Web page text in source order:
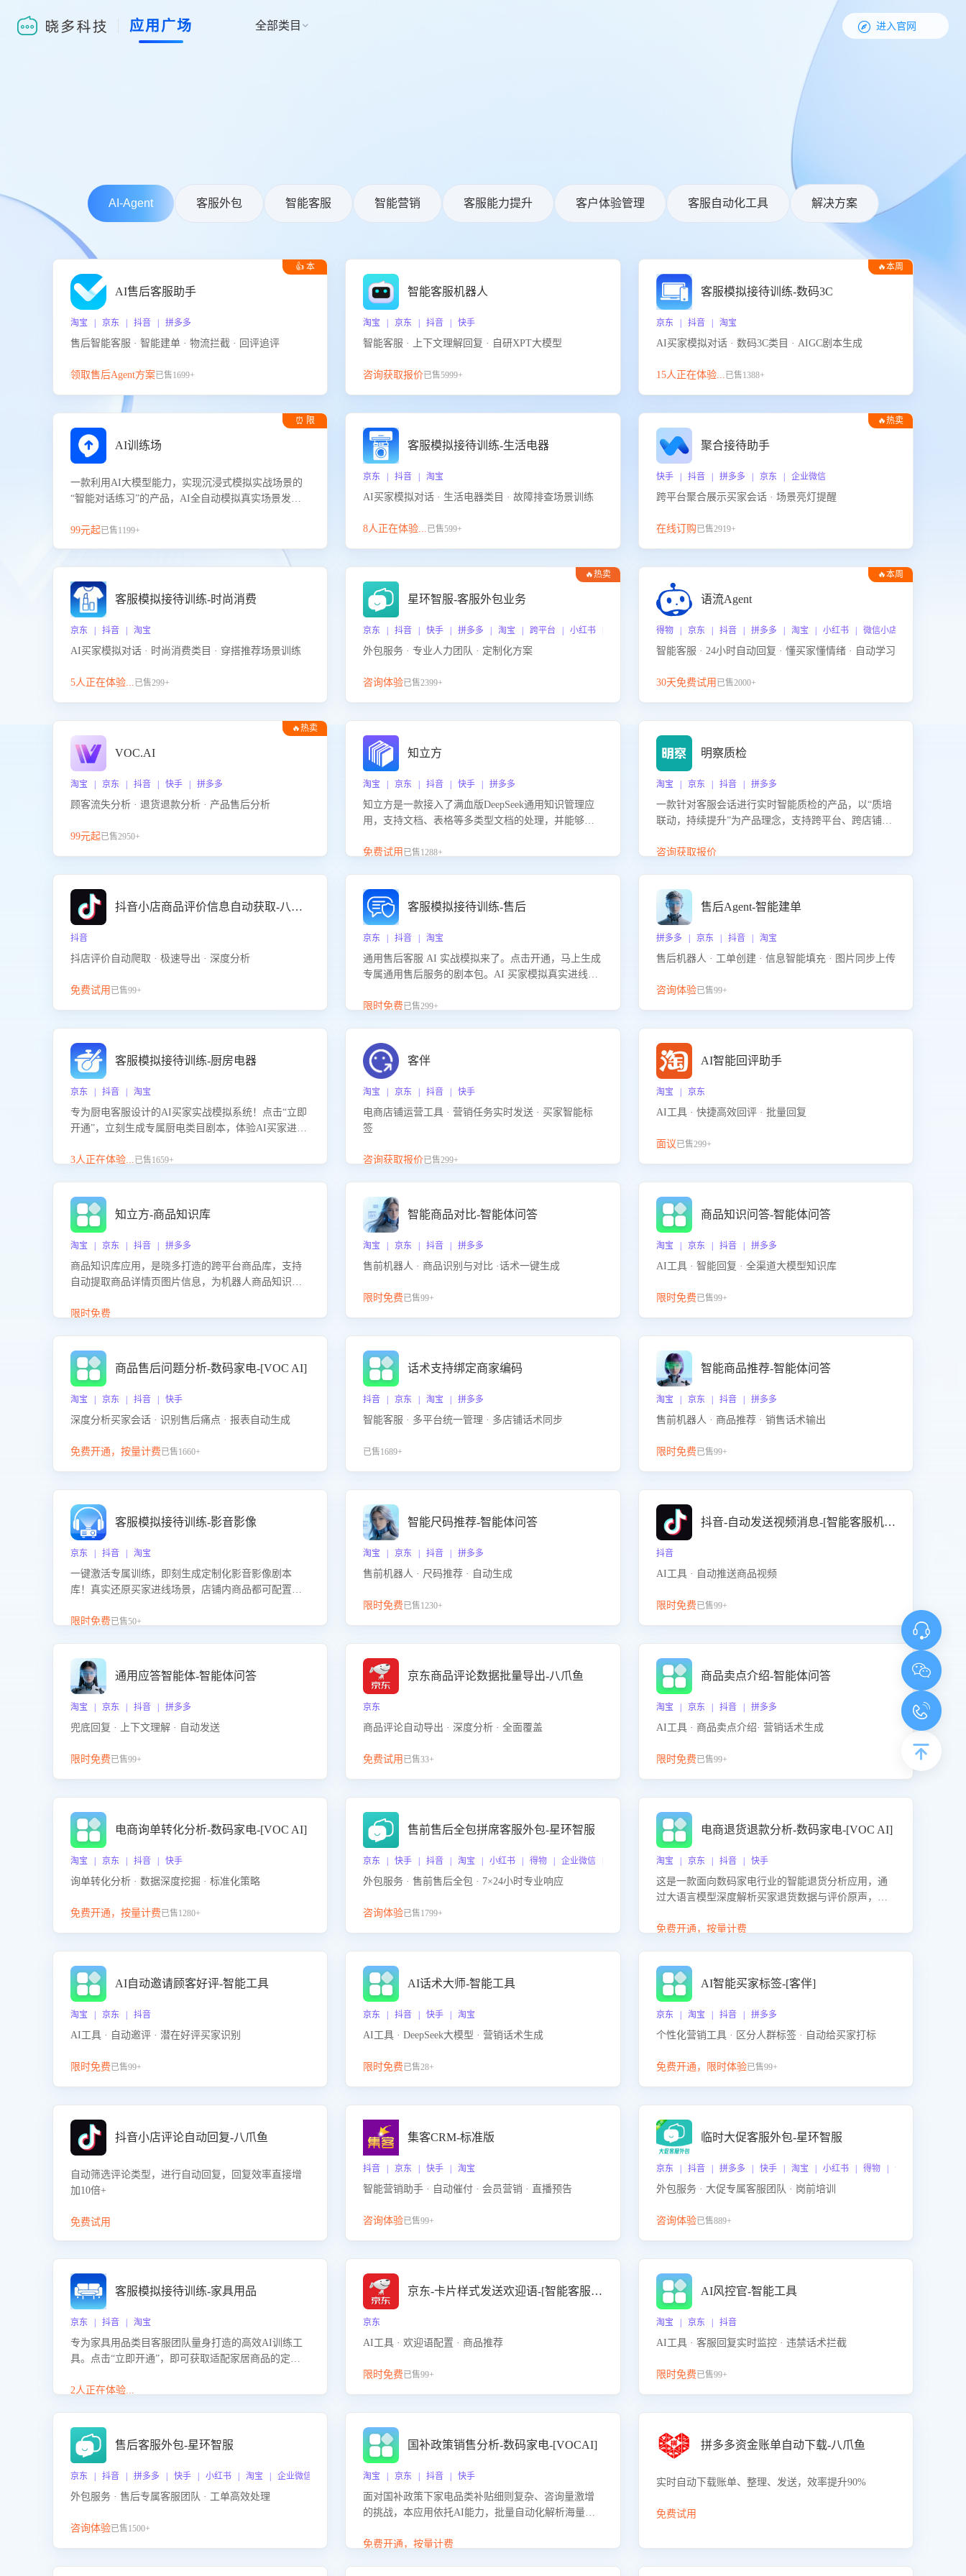
应用广场 全部类目   进入官网
AI-Agent 客服外包 智能客服 智能营销 客服能力提升 客户体验管理 客服自动化工具 解决方案
👍 本
AI售后客服助手
淘宝 | 京东 | 抖音 | 拼多多
售后智能客服 · 智能建单 · 物流拦截 · 回评追评
领取售后Agent方案已售1699+
智能客服机器人
淘宝 | 京东 | 抖音 | 快手
智能客服 · 上下文理解回复 · 自研XPT大模型
咨询获取报价已售5999+
🔥本周
客服模拟接待训练-数码3C
京东 | 抖音 | 淘宝
AI买家模拟对话 · 数码3C类目 · AIGC剧本生成
15人正在体验...已售1388+
⏰ 限
AI训练场
一款利用AI大模型能力，实现沉浸式模拟实战场景的
“智能对话练习”的产品，AI全自动模拟真实场景发生
提升客服团队的销服能力。
99元起已售1199+
客服模拟接待训练-生活电器
京东 | 抖音 | 淘宝
AI买家模拟对话 · 生活电器类目 · 故障排查场景训练
8人正在体验...已售599+
🔥热卖
聚合接待助手
快手 | 抖音 | 拼多多 | 京东 | 企业微信
跨平台聚合展示买家会话 · 场景亮灯提醒
在线订购已售2919+
客服模拟接待训练-时尚消费
京东 | 抖音 | 淘宝
AI买家模拟对话 · 时尚消费类目 · 穿搭推荐场景训练
5人正在体验...已售299+
🔥热卖
星环智服-客服外包业务
京东 | 抖音 | 快手 | 拼多多 | 淘宝 | 跨平台 | 小红书 | 得物 | 企业微信
外包服务 · 专业人力团队 · 定制化方案
咨询体验已售2399+
🔥本周
语流Agent
得物 | 京东 | 抖音 | 拼多多 | 淘宝 | 小红书 | 微信小店 | 快手 | 唯品
智能客服 · 24小时自动回复 · 懂买家懂情绪 · 自动学习
30天免费试用 已售2000+
🔥热卖
VOC.AI
淘宝 | 京东 | 抖音 | 快手 | 拼多多
顾客流失分析 · 退货退款分析 · 产品售后分析
99元起已售2950+
知立方
淘宝 | 京东 | 抖音 | 快手 | 拼多多
知立方是一款接入了满血版DeepSeek通用知识管理应
用，支持文档、表格等多类型文档的处理，并能够基
景提供强大的知识支持，帮助用户高效管理和利用知
免费试用 已售1288+
明察质检
淘宝 | 京东 | 抖音 | 拼多多
一款针对客服会话进行实时智能质检的产品，以“质培
联动，持续提升”为产品理念，支持跨平台、跨店铺的
联动，持续提升客服团队的销服能力。
咨询获取报价
抖音小店商品评价信息自动获取-八爪鱼
抖音
抖店评价自动爬取 · 极速导出 · 深度分析
免费试用 已售99+
客服模拟接待训练-售后
京东 | 抖音 | 淘宝
通用售后客服 AI 实战模拟来了。点击开通，马上生成
专属通用售后服务的剧本包。AI 买家模拟真实进线咨
咨询等售后场景的应对要点，轻松提升服务能力。
限时免费已售299+
售后Agent-智能建单
拼多多 | 京东 | 抖音 | 淘宝
售后机器人 · 工单创建 · 信息智能填充 · 图片同步上传
咨询体验已售99+
客服模拟接待训练-厨房电器
京东 | 抖音 | 淘宝
专为厨电客服设计的AI买家实战模拟系统！点击“立即
开通”，立刻生成专属厨电类目剧本，体验AI买家进线
能咨询”等真实场景应对技巧！
3人正在体验...已售1659+
客伴
淘宝 | 京东 | 抖音 | 快手
电商店铺运营工具 · 营销任务实时发送 · 买家智能标
签
咨询获取报价已售299+
AI智能回评助手
淘宝 | 京东
AI工具 · 快捷高效回评 · 批量回复
面议已售299+
知立方-商品知识库
淘宝 | 京东 | 抖音 | 拼多多
商品知识库应用，是晓多打造的跨平台商品库，支持
自动提取商品详情页图片信息，为机器人商品知识问
商品知识。
限时免费
智能商品对比-智能体问答
淘宝 | 京东 | 抖音 | 拼多多
售前机器人 · 商品识别与对比 ·话术一键生成
限时免费已售99+
商品知识问答-智能体问答
淘宝 | 京东 | 抖音 | 拼多多
AI工具 · 智能回复 · 全渠道大模型知识库
限时免费已售99+
商品售后问题分析-数码家电-[VOC AI]
淘宝 | 京东 | 抖音 | 快手
深度分析买家会话 · 识别售后痛点 · 报表自动生成
免费开通，按量计费已售1660+
话术支持绑定商家编码
抖音 | 京东 | 淘宝 | 拼多多
智能客服 · 多平台统一管理 · 多店铺话术同步
已售1689+
智能商品推荐-智能体问答
淘宝 | 京东 | 抖音 | 拼多多
售前机器人 · 商品推荐 · 销售话术输出
限时免费已售99+
客服模拟接待训练-影音影像
京东 | 抖音 | 淘宝
一键激活专属训练，即刻生成定制化影音影像剧本
库！真实还原买家进线场景，店铺内商品都可配置到
升客服售前转化率。点击 “立即开通”，快速获取影音
限时免费已售50+
智能尺码推荐-智能体问答
淘宝 | 京东 | 抖音 | 拼多多
售前机器人 · 尺码推荐 · 自动生成
限时免费已售1230+
抖音-自动发送视频消息-[智能客服机器人]
抖音
AI工具 · 自动推送商品视频
限时免费已售99+
通用应答智能体-智能体问答
淘宝 | 京东 | 抖音 | 拼多多
兜底回复 · 上下文理解 · 自动发送
限时免费已售99+
京东商品评论数据批量导出-八爪鱼
京东
商品评论自动导出 · 深度分析 · 全面覆盖
免费试用 已售33+
商品卖点介绍-智能体问答
淘宝 | 京东 | 抖音 | 拼多多
AI工具 · 商品卖点介绍· 营销话术生成
限时免费已售99+
电商询单转化分析-数码家电-[VOC AI]
淘宝 | 京东 | 抖音 | 快手
询单转化分析 · 数据深度挖掘 · 标准化策略
免费开通，按量计费已售1280+
售前售后全包拼席客服外包-星环智服
京东 | 快手 | 抖音 | 淘宝 | 小红书 | 得物 | 企业微信 | 跨平台
外包服务 · 售前售后全包 · 7×24小时专业响应
咨询体验已售1799+
电商退货退款分析-数码家电-[VOC AI]
淘宝 | 京东 | 抖音 | 快手
这是一款面向数码家电行业的智能退货分析应用，通
过大语言模型深度解析买家退货数据与评价原声，精
因，并输出可落地的改进建议，通过挖掘用户痛点驱
免费开通，按量计费
AI自动邀请顾客好评-智能工具
淘宝 | 京东 | 抖音
AI工具 · 自动邀评 · 潜在好评买家识别
限时免费已售99+
AI话术大师-智能工具
京东 | 抖音 | 快手 | 淘宝
AI工具 · DeepSeek大模型 · 营销话术生成
限时免费已售28+
AI智能买家标签-[客伴]
京东 | 淘宝 | 抖音 | 拼多多
个性化营销工具 · 区分人群标签 · 自动给买家打标
免费开通，限时体验已售99+
抖音小店评论自动回复-八爪鱼
自动筛选评论类型，进行自动回复，回复效率直接增
加10倍+
免费试用
集客CRM-标准版
抖音 | 京东 | 快手 | 淘宝
智能营销助手 · 自动催付 · 会员营销 · 直播预告
咨询体验已售99+
临时大促客服外包-星环智服
京东 | 抖音 | 拼多多 | 快手 | 淘宝 | 小红书 | 得物 | 企业微信
外包服务 · 大促专属客服团队 · 岗前培训
咨询体验已售889+
客服模拟接待训练-家具用品
京东 | 抖音 | 淘宝
专为家具用品类目客服团队量身打造的高效AI训练工
具。点击“立即开通”，即可获取适配家居商品的定制
客服在家具用品功能、尺寸参数咨询等高频场景下的
2人正在体验...
京东-卡片样式发送欢迎语-[智能客服机器人]
京东
AI工具 · 欢迎语配置 · 商品推荐
限时免费已售99+
AI风控官-智能工具
淘宝 | 京东 | 抖音
AI工具 · 客服回复实时监控 · 违禁话术拦截
限时免费已售99+
售后客服外包-星环智服
京东 | 抖音 | 拼多多 | 快手 | 小红书 | 淘宝 | 企业微信
外包服务 · 售后专属客服团队 · 工单高效处理
咨询体验已售1500+
国补政策销售分析-数码家电-[VOCAI]
淘宝 | 京东 | 抖音 | 快手
面对国补政策下家电品类补贴细则复杂、咨询量激增
的挑战，本应用依托AI能力，批量自动化解析海量客
政策的关注焦点与购买意向，深度洞察决策动因。同
免费开通，按量计费
拼多多资金账单自动下载-八爪鱼
实时自动下载账单、整理、发送，效率提升90%
免费试用